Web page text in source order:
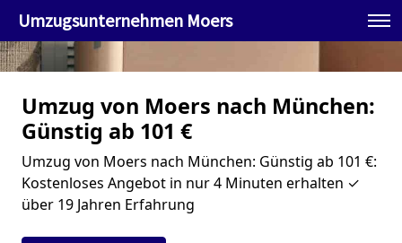
Umzugsunternehmen Moers
Umzug von Moers nach München:
Günstig ab 101 €
Umzug von Moers nach München: Günstig ab 101 €:
Kostenloses Angebot in nur 4 Minuten erhalten ✓
über 19 Jahren Erfahrung